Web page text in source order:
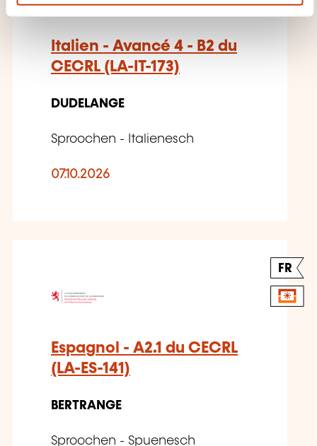
Italien - Avancé 4 - B2 du
CECRL (LA-IT-173)
DUDELANGE
Sproochen - Italienesch
07.10.2026
FR
Espagnol - A2.1 du CECRL
(LA-ES-141)
BERTRANGE
Sproochen - Spuenesch